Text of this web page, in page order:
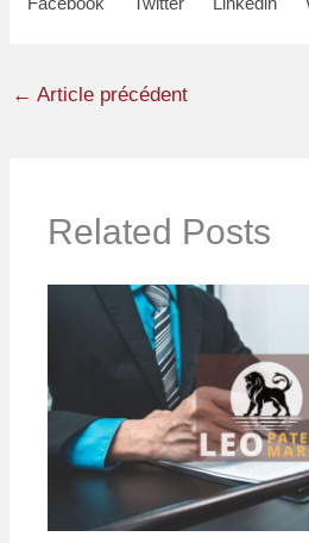
← Article précédent
Related Posts